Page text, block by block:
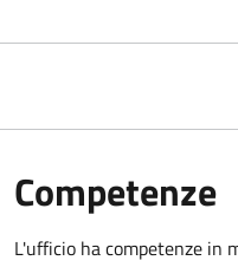
Competenze
L'ufficio ha competenze in